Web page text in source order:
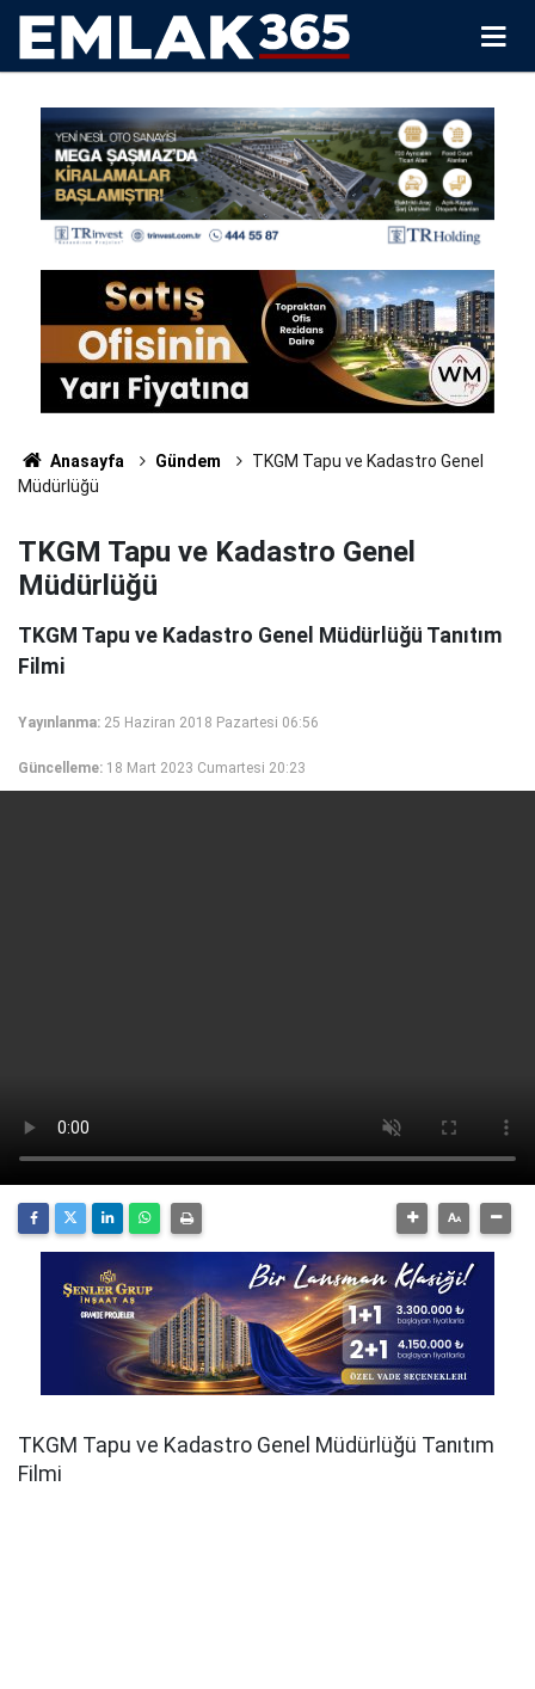
Anasayfa Gündem
TKGM Tapu ve Kadastro Genel
Müdürlüğü
TKGM Tapu ve Kadastro Genel
Müdürlüğü
TKGM Tapu ve Kadastro Genel Müdürlüğü Tanıtım
Filmi
Yayınlanma: 25 Haziran 2018 Pazartesi 06:56
Güncelleme: 18 Mart 2023 Cumartesi 20:23
TKGM Tapu ve Kadastro Genel Müdürlüğü Tanıtım
Filmi